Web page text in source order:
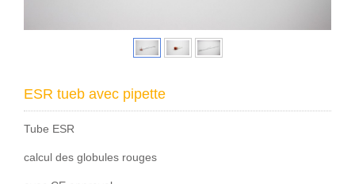
ESR tueb avec pipette
Tube ESR
calcul des globules rouges